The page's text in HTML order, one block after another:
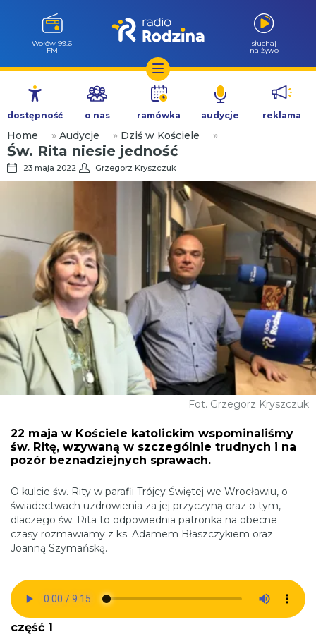
Przejdź
treści
Wołów 99.6
FM
słuchaj
na żywo
dostępność o nas ramówka audycje reklama
Home » Audycje » Dziś w Kościele »
Św. Rita niesie jedność
23 maja 2022 Grzegorz Kryszczuk
Fot. Grzegorz Kryszczuk
22 maja w Kościele katolickim wspominaliśmy
św. Ritę, wzywaną w szczególnie trudnych i na
pozór beznadziejnych sprawach.
O kulcie św. Rity w parafii Trójcy Świętej we Wrocławiu, o
świadectwach uzdrowienia za jej przyczyną oraz o tym,
dlaczego św. Rita to odpowiednia patronka na obecne
czasy rozmawiamy z ks. Adamem Błaszczykiem oraz
Joanną Szymańską.
część 1